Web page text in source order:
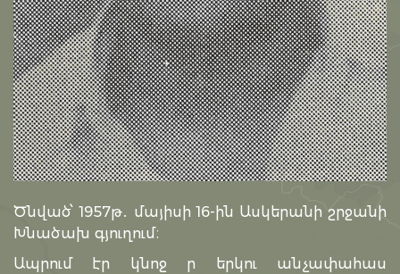
Ծնված՝ 1957թ․ մայիսի 16-ին Ասկերանի շրջանի
Խնածախ գյուղում։
Ապրում էր կնոջ ր երկու անչափահաս